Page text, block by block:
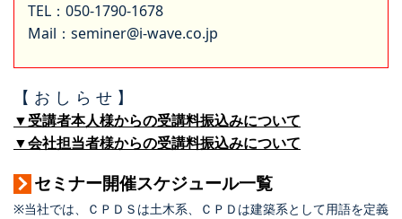
TEL：050-1790-1678
Mail：seminer@i-wave.co.jp
【 お し ら せ 】
▼受講者本人様からの受講料振込みについて
▼会社担当者様からの受講料振込みについて
セミナー開催スケジュール一覧
※当社では、ＣＰＤＳは土木系、ＣＰＤは建築系として用語を定義